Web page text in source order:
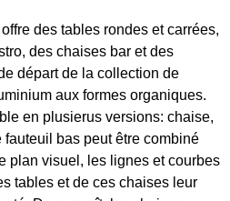
des tables rondes et carrées,
des chaises bar et des
départ de la collection de
aux formes organiques.
en plusierus versions: chaise,
bas peut être combiné
plan visuel, les lignes et courbes
tables et de ces chaises leur